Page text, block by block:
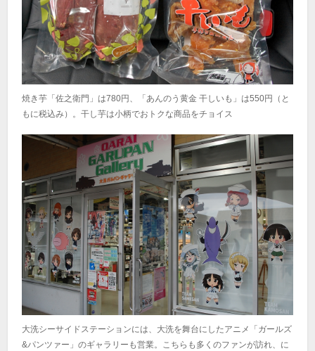
焼き芋「佐之衛門」は780円、「あんのう黄金 干しいも」は550円（と
もに税込み）。干し芋は小柄でおトクな商品をチョイス
大洗シーサイドステーションには、大洗を舞台にしたアニメ「ガールズ
&パンツァー」のギャラリーも営業。こちらも多くのファンが訪れ、に